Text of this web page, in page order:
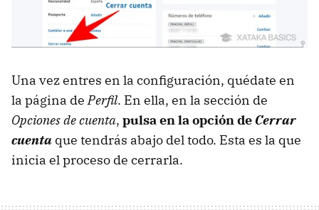
Una vez entres en la configuración, quédate en
la página dePerfil. En ella, en la sección de
Opciones de cuenta, pulsa en la opción deCerrar
cuenta que tendrás abajo del todo. Esta es la que
inicia el proceso de cerrarla.